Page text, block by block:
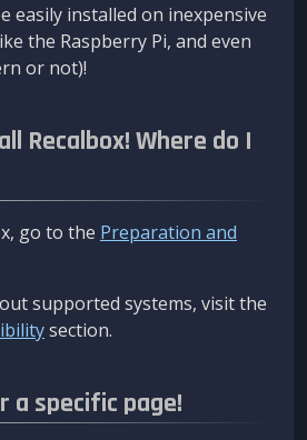
easily installed on inexpensive
the Raspberry Pi, and even
or not)!
Recalbox! Where do I
go to the Preparation and
supported systems, visit the
section.
a specific page!